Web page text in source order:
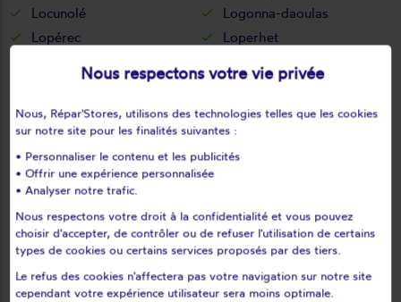
Locunolé
Logonna-daoulas
Lopérec
Loperhet
Mahalon
Melgven
Mellac
Mespaul
Milizac
Moëlan-sur-mer
Morlaix
Motreff
Névez
Peumerit
Peumérit
Plabennec
Pleuven
Pleyben
Pleyber-christ
Nous respectons votre vie privée
Nous, Répar'Stores, utilisons des technologies telles que les cookies
sur notre site pour les finalités suivantes :
• Personnaliser le contenu et les publicités
• Offrir une expérience personnalisée
• Analyser notre trafic.
Nous respectons votre droit à la confidentialité et vous pouvez
choisir d'accepter, de contrôler ou de refuser l'utilisation de certains
types de cookies ou certains services proposés par des tiers.
Le refus des cookies n'affectera pas votre navigation sur notre site
cependant votre expérience utilisateur sera moins optimale.